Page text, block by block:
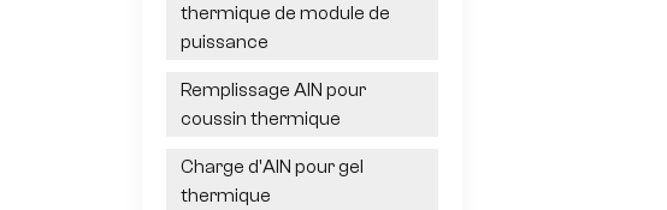
thermique de module de
puissance
Remplissage AlN pour
coussin thermique
Charge d'AlN pour gel
thermique